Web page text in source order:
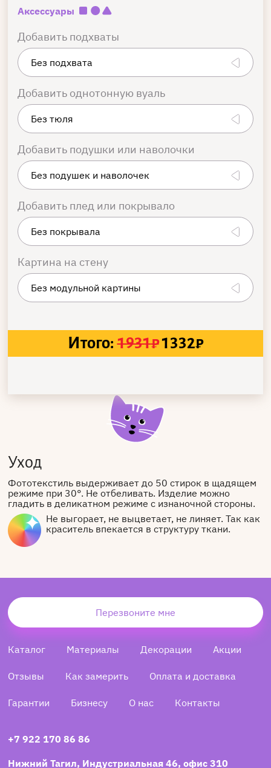
Аксессуары
Добавить подхваты
Добавить однотонную вуаль
Добавить подушки или наволочки
Добавить плед или покрывало
Картина на стену
Итого: 1931₽1332₽
Уход
Фототекстиль выдерживает до 50 стирок в щадящем
режиме при 30°. Не отбеливать. Изделие можно
гладить в деликатном режиме с изнаночной стороны.
Не выгорает, не выцветает, не линяет. Так как
краситель впекается в структуру ткани.
Перезвоните мне
Каталог Материалы Декорации Акции
Отзывы Как замерить Оплата и доставка
Гарантии Бизнесу О нас Контакты
+7 922 170 86 86
Нижний Тагил, Индустриальная 46, офис 310